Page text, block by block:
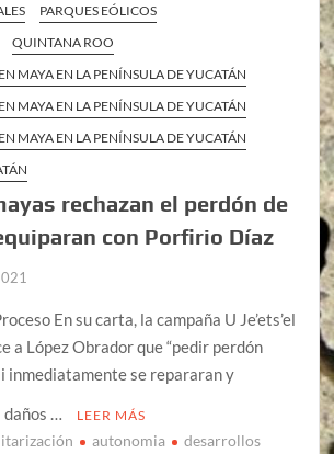
PARQUES EÓLICOS
QUINTANA ROO
MAYA EN LA PENÍNSULA DE YUCATÁN
MAYA EN LA PENÍNSULA DE YUCATÁN
MAYA EN LA PENÍNSULA DE YUCATÁN
rechazan el perdón de
con Porfirio Díaz
En su carta, la campaña U Je’ets’el
a López Obrador que “pedir perdón
inmediatamente se repararan y
daños …
LEER MÁS
autonomia
desarrollos